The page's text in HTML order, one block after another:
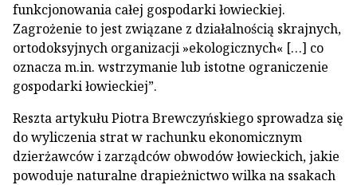
funkcjonowania całej gospodarki łowieckiej.
Zagrożenie to jest związane z działalnością skrajnych,
ortodoksyjnych organizacji »ekologicznych« […] co
oznacza m.in. wstrzymanie lub istotne ograniczenie
gospodarki łowieckiej”.
Reszta artykułu Piotra Brewczyńskiego sprowadza się
do wyliczenia strat w rachunku ekonomicznym
dzierżawców i zarządców obwodów łowieckich, jakie
powoduje naturalne drapieżnictwo wilka na ssakach